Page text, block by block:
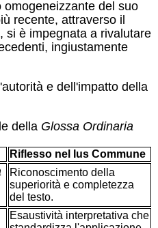
del suo
recente, attraverso il
, si è impegnata a rivalutare
ingiustamente
e dell'impatto della
della Glossa Ordinaria
Riflesso nel Ius Commune
Riconoscimento della
superiorità e completezza
del testo.
Esaustività interpretativa che